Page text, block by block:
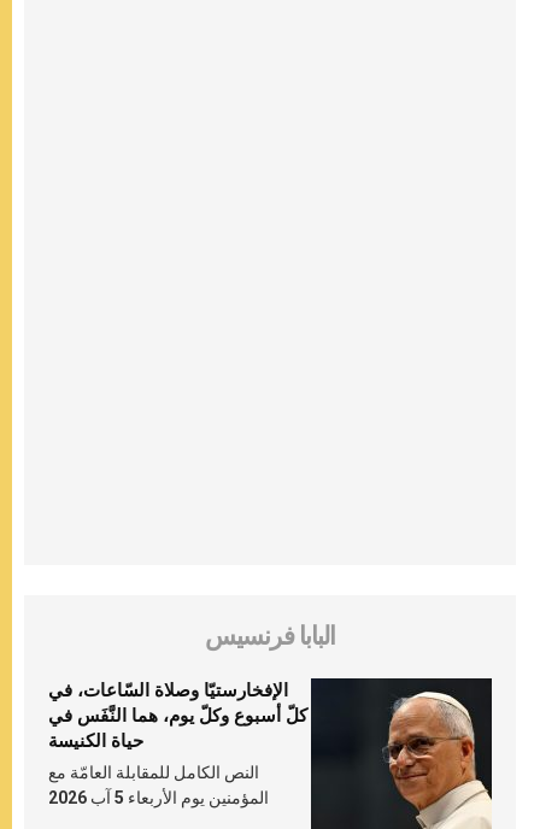
البابا فرنسيس
الإفخارستيّا وصلاة السّاعات، في
كلّ أسبوع وكلّ يوم، هما النَّفَس في
حياة الكنيسة
النص الكامل للمقابلة العامّة مع
المؤمنين يوم الأربعاء 5 آب 2026